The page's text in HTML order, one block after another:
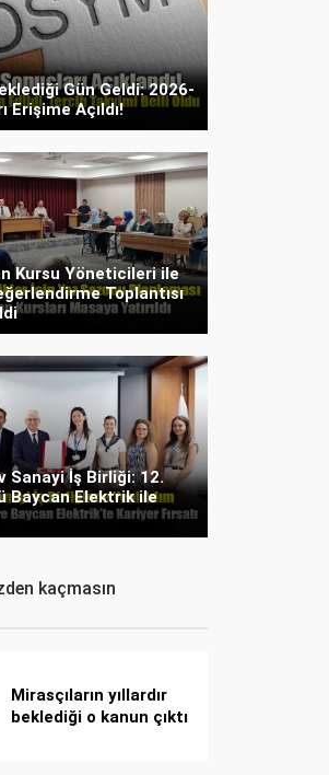
Gün Geldi: 2026-
Erişime Açıldı!
Kursu Yöneticileri ile
Toplantısı
Sanayi İş Birliği: 12.
Baycan Elektrik ile
kaçmasın
Mirasçıların yıllardır
beklediği o kanun çıktı